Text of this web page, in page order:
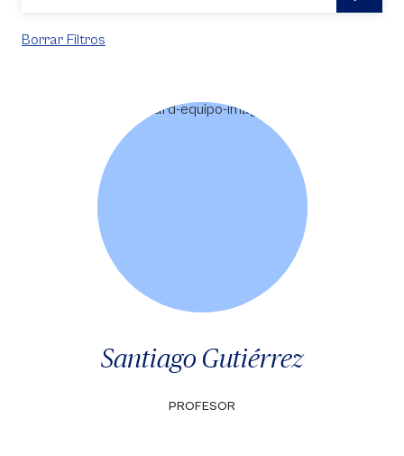
Borrar Filtros
Santiago Gutiérrez
PROFESOR